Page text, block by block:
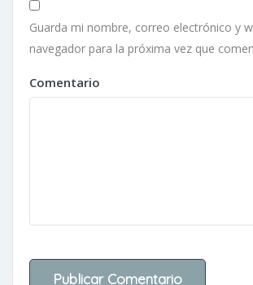
Guarda mi nombre, correo electrónico y
navegador para la próxima vez que
Comentario